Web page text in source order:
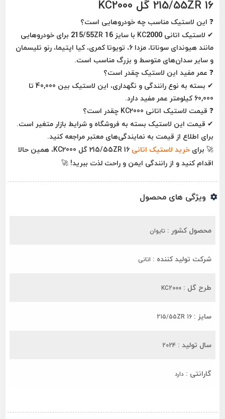
215/55ZR 16 گل KC2000
❓ این لاستیک مناسب چه خودروهایی است؟
✔ لاستیک اتانی KC2000 با سایز 215/55ZR 16 برای خودروهایی
مانند
هیوندای سوناتا، مزدا 6، تویوتا کمری، کیا اپتیما، رنو تلیسمان
و سایر سدان‌های متوسط و بزرگ مناسب است.
❓ عمر مفید این لاستیک چقدر است؟
✔ بسته به نوع رانندگی و نگهداری، این لاستیک
بین 40,000 تا
60,000 کیلومتر عمر مفید دارد.
❓ قیمت لاستیک اتانی KC2000 چقدر است؟
✔ قیمت این لاستیک بسته به فروشگاه و شرایط بازار متغیر است.
برای اطلاع از قیمت به نمایندگی‌های معتبر مراجعه کنید.
🚀 برایخرید لاستیک اتانی
215/55ZR 16 گل KC2000، همین حالا
اقدام کنید و از رانندگی ایمن و راحت لذت ببرید!🚀
ویژگی های محصول
محصول کشور : تایوان
شرکت تولید کننده : اتانی
طرح گل : KC2000
سایز : 215/55ZR 16
سال تولید : 2024
گارانتی : دارد